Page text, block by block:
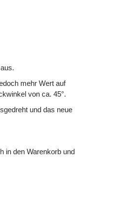
mehr Wert auf
von ca. 45°.
und das neue
in den Warenkorb und